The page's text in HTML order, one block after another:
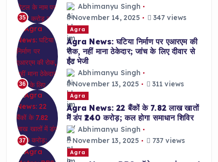
35
Abhimanyu Singh
November 14, 2025
347 views
36
Agra
Agra News: घटिया निर्माण पर एआरएम की
रोक, नहीं माना ठेकेदार; जांच के लिए दीवार से
ईंट भेजी
Abhimanyu Singh
November 13, 2025
311 views
37
Agra
Agra News: 22 बैंकों के 7.82 लाख खातों
में डंप ₹240 करोड़; कल होगा समाधान शिविर
Abhimanyu Singh
November 13, 2025
737 views
Agra